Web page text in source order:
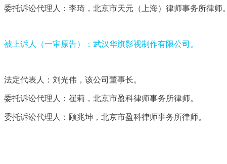
委托诉讼代理人：李琦，北京市天元（上海）律师事务所律师。
被上诉人（一审原告）：武汉华旗影视制作有限公司。
法定代表人：刘光伟，该公司董事长。
委托诉讼代理人：崔莉，北京市盈科律师事务所律师。
委托诉讼代理人：顾兆坤，北京市盈科律师事务所律师。